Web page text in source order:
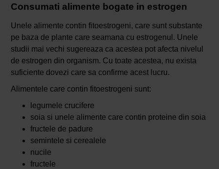
Consumati alimente bogate in estrogen
Unele alimente contin fitoestrogeni, care sunt substante
pe baza de plante care seamana cu estrogenul. Unele
studii mai vechi sugereaza ca acestea pot afecta nivelul
de estrogen din organism. Cu toate acestea, nu exista
suficiente dovezi care sa confirme acest lucru.
Alimentele care contin fitoestrogeni sunt:
legumele crucifere
soia si unele alimente care contin proteine ​​din soia
fructele de padure
semintele si cerealele
nucile
fructele